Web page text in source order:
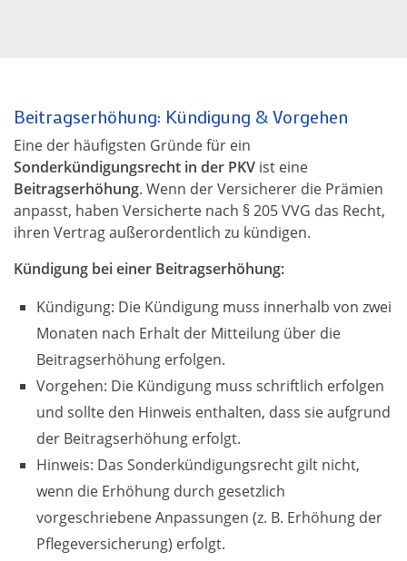
Beitragserhöhung: Kündigung & Vorgehen
Eine der häufigsten Gründe für ein
Sonderkündigungsrecht in der PKV ist eine
Beitragserhöhung. Wenn der Versicherer die Prämien
anpasst, haben Versicherte nach § 205 VVG das Recht,
ihren Vertrag außerordentlich zu kündigen.
Kündigung bei einer Beitragserhöhung:
Kündigung: Die Kündigung muss innerhalb von zwei
Monaten nach Erhalt der Mitteilung über die
Beitragserhöhung erfolgen.
Vorgehen: Die Kündigung muss schriftlich erfolgen
und sollte den Hinweis enthalten, dass sie aufgrund
der Beitragserhöhung erfolgt.
Hinweis: Das Sonderkündigungsrecht gilt nicht,
wenn die Erhöhung durch gesetzlich
vorgeschriebene Anpassungen (z. B. Erhöhung der
Pflegeversicherung) erfolgt.